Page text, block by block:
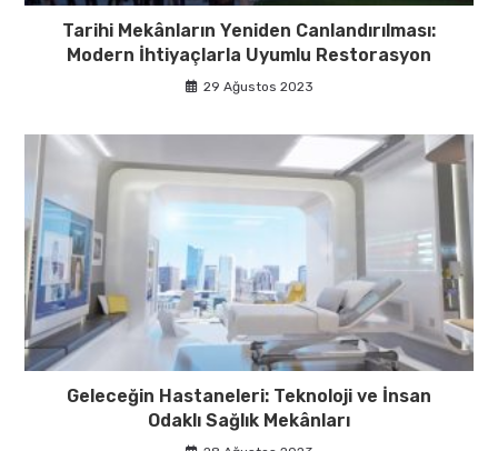
Tarihi Mekânların Yeniden Canlandırılması:
Modern İhtiyaçlarla Uyumlu Restorasyon
29 Ağustos 2023
Geleceğin Hastaneleri: Teknoloji ve İnsan
Odaklı Sağlık Mekânları